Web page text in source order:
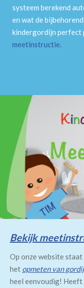
systeem berekend
en wat de
kindergordijn perfect
meetinstructie.
Bekijk
Op onze website
het opmeten van
heel eenvoudig!